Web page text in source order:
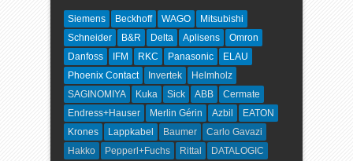
Siemens Beckhoff WAGO
Mitsubishi
Schneider
B&R Delta Aplisens
Omron
Danfoss
IFM RKC Panasonic
ELAU
Phoenix Contact
Invertek
Helmholz
SAGINOMIYA
Kuka Sick ABB
Cermate
Endress+Hauser
Merlin Gérin Azbil
EATON
Krones
Lappkabel Baumer
Carlo Gavazi
Hakko
Pepperl+Fuchs Rittal
DATALOGIC